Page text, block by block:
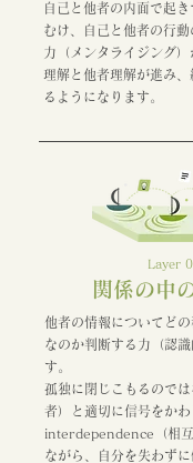
自己と他者の内面で起
むけ、自己と他者の行
力（メンタライジング
理解と他者理解が進み
るようになります。
Layer
関係の中
他者の情報についてど
なのか判断する力（認
す。
孤独に閉じこもるので
者）と適切に信号をかわ
interdependence（相
ながら、自分を失わず